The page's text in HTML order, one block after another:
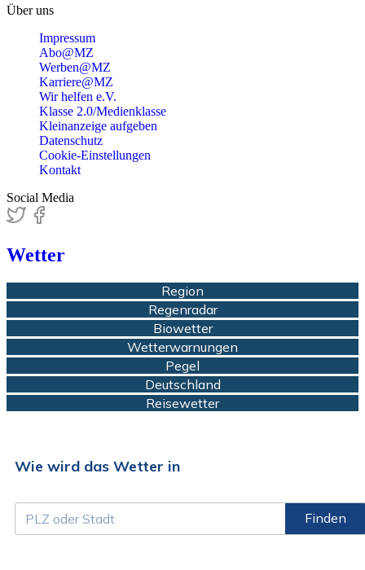
Über uns
Impressum
Abo@MZ
Werben@MZ
Karriere@MZ
Wir helfen e.V.
Klasse 2.0/Medienklasse
Kleinanzeige aufgeben
Datenschutz
Cookie-Einstellungen
Kontakt
Social Media
Wetter
Region
Regenradar
Biowetter
Wetterwarnungen
Pegel
Deutschland
Reisewetter
Wie wird das Wetter in
Finden